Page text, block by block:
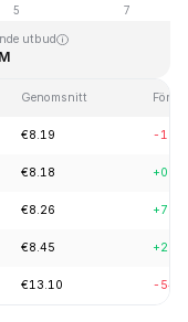
utbud
Genomsnitt
€8.19 -
€8.18
€8.26
€8.45
€13.10 -